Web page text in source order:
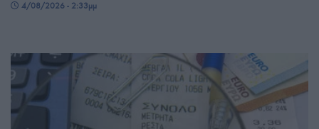
4/08/2026 - 2:33μμ